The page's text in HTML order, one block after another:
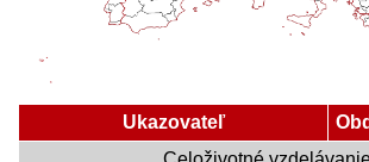
Ukazovateľ